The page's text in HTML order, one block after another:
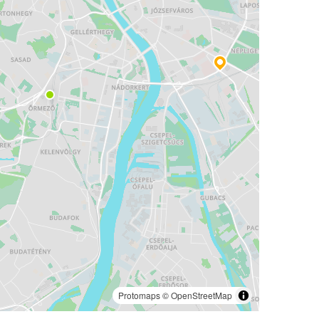
Protomaps©OpenStreetMap